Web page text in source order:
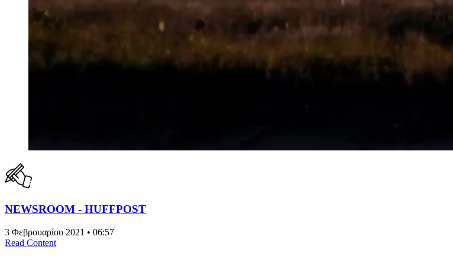
NEWSROOM - HUFFPOST
3 Φεβρουαρίου 2021 • 06:57
Read Content